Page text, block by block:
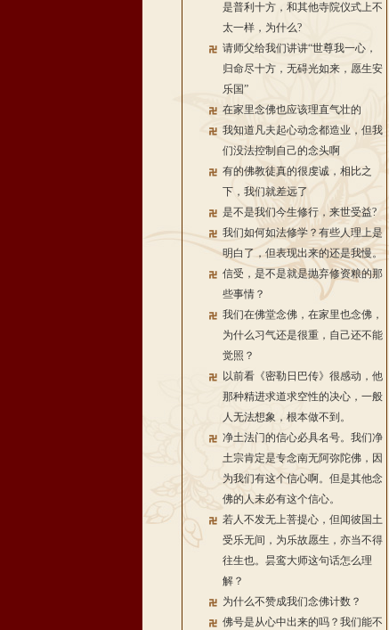
是普利十方，和其他寺院仪式上不
太一样，为什么?
请师父给我们讲讲“世尊我一心，
归命尽十方，无碍光如来，愿生安
乐国”
在家里念佛也应该理直气壮的
我知道凡夫起心动念都造业，但我
们没法控制自己的念头啊
有的佛教徒真的很虔诚，相比之
下，我们就差远了
是不是我们今生修行，来世受益?
我们如何如法修学？有些人理上是
明白了，但表现出来的还是我慢。
信受，是不是就是抛弃修资粮的那
些事情？
我们在佛堂念佛，在家里也念佛，
为什么习气还是很重，自己还不能
觉照？
以前看《密勒日巴传》很感动，他
那种精进求道求空性的决心，一般
人无法想象，根本做不到。
净土法门的信心必具名号。我们净
土宗肯定是专念南无阿弥陀佛，因
为我们有这个信心啊。但是其他念
佛的人未必有这个信心。
若人不发无上菩提心，但闻彼国土
受乐无间，为乐故愿生，亦当不得
往生也。昙鸾大师这句话怎么理
解？
为什么不赞成我们念佛计数？
佛号是从心中出来的吗？我们能不